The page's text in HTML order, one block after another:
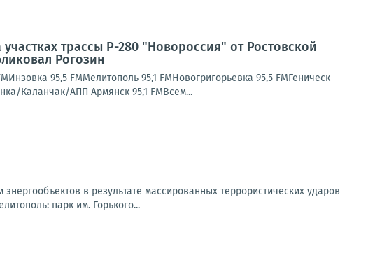
трассы Р-280 "Новороссия" от Ростовской
Рогозин
95,5 FMМелитополь 95,1 FMНовогригорьевка 95,5 FMГеническ
Каланчак/АПП Армянск 95,1 FMВсем...
в результате массированных террористических ударов
парк им. Горького...